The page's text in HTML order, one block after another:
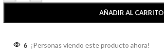
AÑADIR AL CARRITO
6 ¡Personas viendo este producto ahora!